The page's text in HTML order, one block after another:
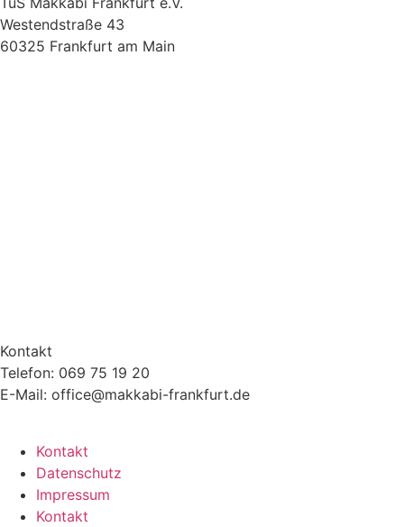
Westendstraße 43
60325 Frankfurt am Main
Kontakt
Telefon: 069 75 19 20
E-Mail: office@makkabi-frankfurt.de
Kontakt
Datenschutz
Impressum
Kontakt